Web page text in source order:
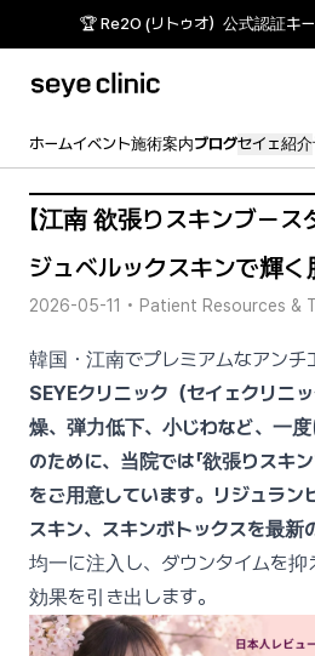
🏆 Re2O (リトゥオ）公式認証キ
ホームイベント施術案内ブログセイェ紹介
【江南 欲張りスキンブース
ジュベルックスキンで輝く
2026-05-11 • Patient Resources &
韓国・江南でプレミアムなアンチ
SEYEクリニック（セイェクリニ
燥、弾力低下、小じわなど、一
のために、当院では「欲張りスキ
をご用意しています。リジュラン
スキン、スキンボトックスを最新
均一に注入し、ダウンタイムを抑
効果を引き出します。